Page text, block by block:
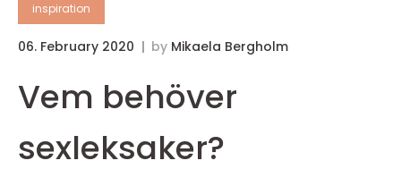
inspiration
06. February 2020 by Mikaela Bergholm
Vem behöver
sexleksaker?